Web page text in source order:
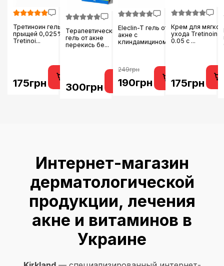
Третиноин гель от
прыщей 0,025%
Tretinoi...
175грн
Терапевтический
гель от акне
перекись бе...
300грн
Eleclin-T гель от
акне с
клиндамицином и...
249грн
190грн
Крем для
ухода Tretinoin
0.05 с ...
175грн
Интернет-магазин
дерматологической
продукции, лечения
акне и витаминов в
Украине